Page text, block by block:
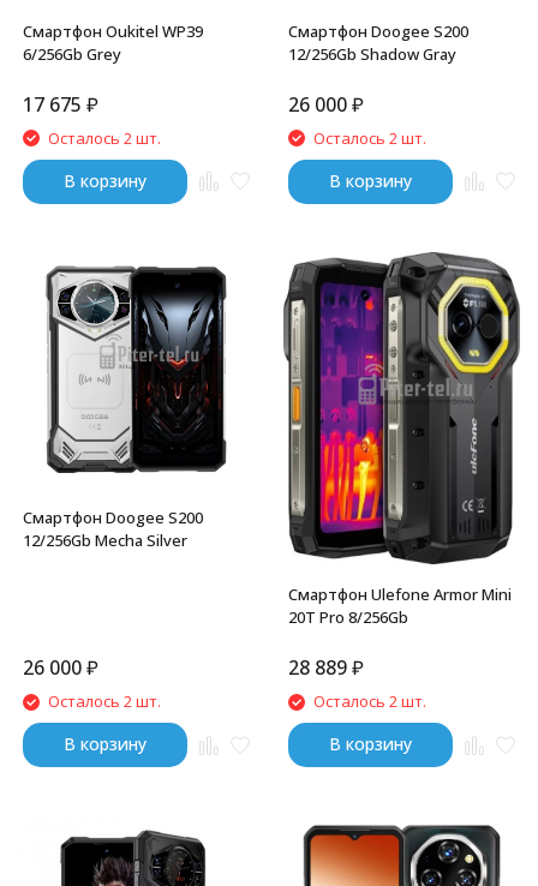
Смартфон Oukitel WP39
6/256Gb Grey
17 675 ₽
Осталось 2 шт.
В корзину
Смартфон Doogee S200
12/256Gb Shadow Gray
26 000₽
Осталось 2 шт.
В корзину
Смартфон Doogee S200
12/256Gb Mecha Silver
26 000₽
Осталось 2 шт.
В корзину
Смартфон Ulefone Armor Mini
20T Pro 8/256Gb
28 889₽
Осталось 2 шт.
В корзину